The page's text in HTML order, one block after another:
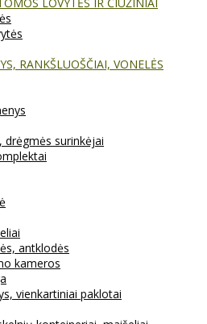
RANKŠLUOŠČIAI, VONELĖS
drėgmės surinkėjai
antklodės
kameros
vienkartiniai paklotai